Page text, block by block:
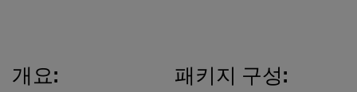
개요: 패키지 구성: